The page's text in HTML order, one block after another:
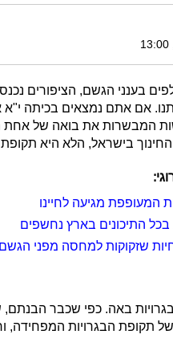
בענני הגשם, הציפורים
אם אתם נמצאים בכיתה י"א
המבשרות את בואה של אחת
בישראל, הלא היא תקופת
מגיעה לחיינו
בכל התיכונים בארץ נחשפים
שזקוקות למחסה מפני הגשם
באה. כפי שכבר הבנתם,
תקופת הבגרויות המפחידה,